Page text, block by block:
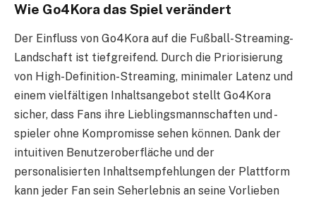
Wie Go4Kora das Spiel verändert
Der Einfluss von Go4Kora auf die Fußball-Streaming-
Landschaft ist tiefgreifend. Durch die Priorisierung
von High-Definition-Streaming, minimaler Latenz und
einem vielfältigen Inhaltsangebot stellt Go4Kora
sicher, dass Fans ihre Lieblingsmannschaften und -
spieler ohne Kompromisse sehen können. Dank der
intuitiven Benutzeroberfläche und der
personalisierten Inhaltsempfehlungen der Plattform
kann jeder Fan sein Seherlebnis an seine Vorlieben